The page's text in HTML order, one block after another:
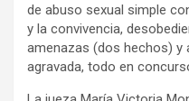
de abuso sexual simple
y la convivencia,
amenazas (dos hechos) y
agravada, todo en